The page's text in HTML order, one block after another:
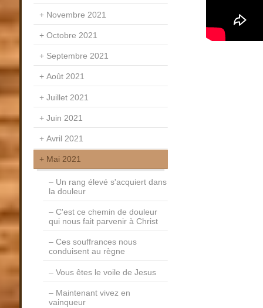
Novembre 2021
Octobre 2021
Septembre 2021
Août 2021
Juillet 2021
Juin 2021
Avril 2021
Mai 2021
Un rang élevé s'acquiert dans
la douleur
C'est ce chemin de douleur
qui nous fait parvenir à Christ
Ces souffrances nous
conduisent au règne
Vous êtes le voile de Jesus
Maintenant vivez en
vainqueur